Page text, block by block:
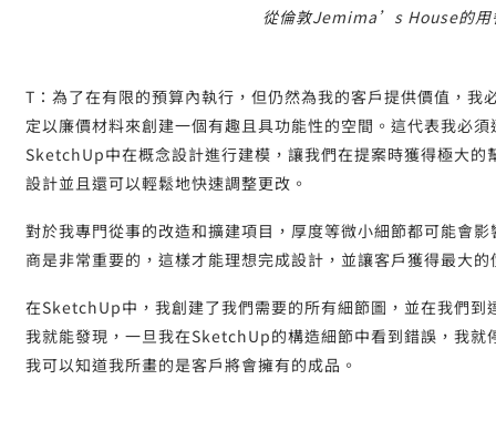
從倫敦Jemima’s House的用
T：為了在有限的預算內執行，但仍然為我的客戶提供價值，
定以廉價材料來創建一個有趣且具功能性的空間。這代表我必
SketchUp中在概念設計進行建模，讓我們在提案時獲得極大
設計並且還可以輕鬆地快速調整更改。
對於我專門從事的改造和擴建項目，厚度等微小細節都可能會
商是非常重要的，這樣才能理想完成設計，並讓客戶獲得最大的
在SketchUp中，我創建了我們需要的所有細節圖，並在我們
我就能發現，一旦我在SketchUp的構造細節中看到錯誤，我
我可以知道我所畫的是客戶將會擁有的成品。